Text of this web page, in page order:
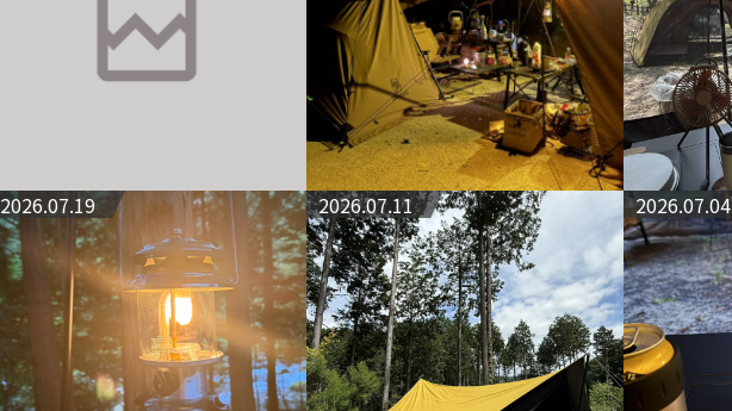
2026.07.19 2026.07.11 2026.07.04